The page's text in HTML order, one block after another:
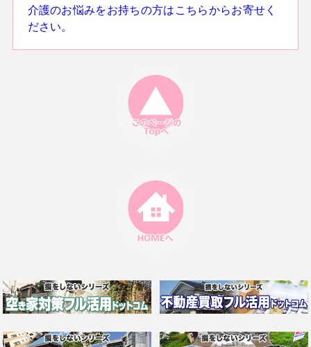
介護のお悩みをお持ちの方はこちらからお寄せく
ださい。